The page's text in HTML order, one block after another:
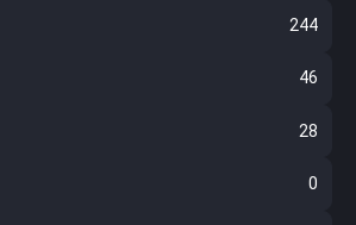
244
46
28
0